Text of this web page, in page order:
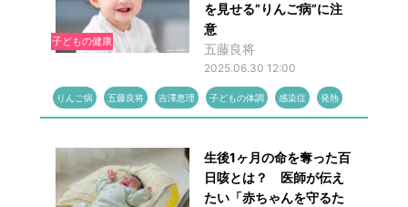
子どもの健康
を見せる”りんご病”に注
意
五藤良将
2025.06.30 12:00
りんご病 五藤良将 吉澤恵理 子どもの体調 感染症 発熱
生後1ヶ月の命を奪った百
日咳とは？ 医師が伝え
たい「赤ちゃんを守るた